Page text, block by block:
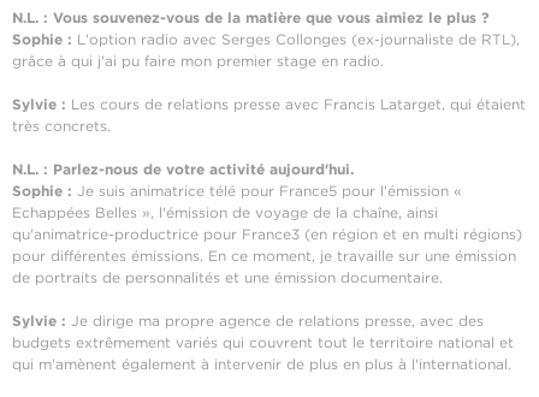
N.L. : Vous souvenez-vous de la matière que vous aimiez le plus ?
Sophie : L'option radio avec Serges Collonges (ex-journaliste de RTL),
grâce à qui j'ai pu faire mon premier stage en radio.
Sylvie : Les cours de relations presse avec Francis Latarget, qui étaient
très concrets.
N.L. : Parlez-nous de votre activité aujourd'hui.
Sophie : Je suis animatrice télé pour France5 pour l'émission «
Echappées Belles », l'émission de voyage de la chaîne, ainsi
qu'animatrice-productrice pour France3 (en région et en multi régions)
pour différentes émissions. En ce moment, je travaille sur une émission
de portraits de personnalités et une émission documentaire.
Sylvie : Je dirige ma propre agence de relations presse, avec des
budgets extrêmement variés qui couvrent tout le territoire national et
qui m'amènent également à intervenir de plus en plus à l'international.